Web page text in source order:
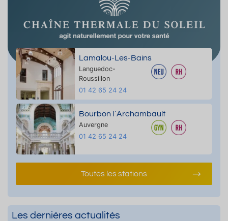
Lamalou-Les-Bains
Languedoc-
Roussillon
01 42 65 24 24
Bourbon l`Archambault
Auvergne
01 42 65 24 24
Toutes les stations
Les dernières actualités